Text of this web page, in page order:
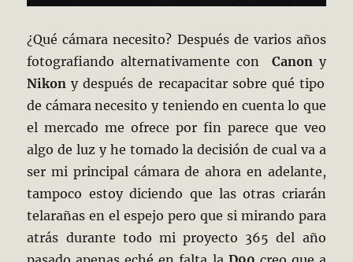
¿Qué cámara necesito? Después de varios años
fotografiando alternativamente con Canon y
Nikon y después de recapacitar sobre qué tipo
de cámara necesito y teniendo en cuenta lo que
el mercado me ofrece por fin parece que veo
algo de luz y he tomado la decisión de cual va a
ser mi principal cámara de ahora en adelante,
tampoco estoy diciendo que las otras criarán
telarañas en el espejo pero que si mirando para
atrás durante todo mi proyecto 365 del año